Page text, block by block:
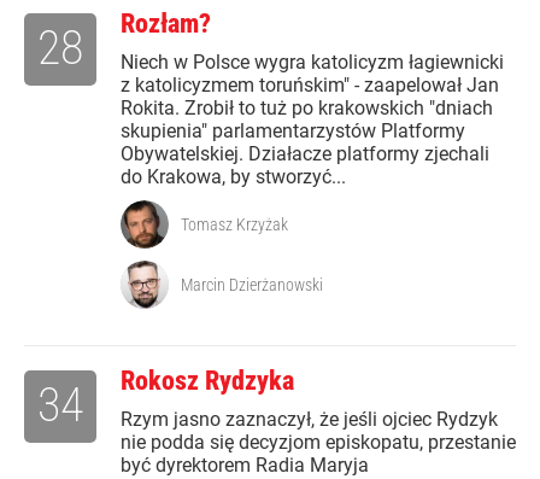
Rozłam?
Niech w Polsce wygra katolicyzm łagiewnicki
z katolicyzmem toruńskim" - zaapelował Jan
Rokita. Zrobił to tuż po krakowskich "dniach
skupienia" parlamentarzystów Platformy
Obywatelskiej. Działacze platformy zjechali
do Krakowa, by stworzyć...
28
Tomasz Krzyżak
Marcin Dzierżanowski
Rokosz Rydzyka
Rzym jasno zaznaczył, że jeśli ojciec Rydzyk
nie podda się decyzjom episkopatu, przestanie
być dyrektorem Radia Maryja
34